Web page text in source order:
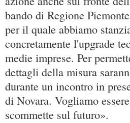
bando di Regione
per il quale abbiamo
concretamente l'upgrade
medie imprese. Per
dettagli della misura
durante un incontro in
di Novara. Vogliamo
scommette sul futuro».